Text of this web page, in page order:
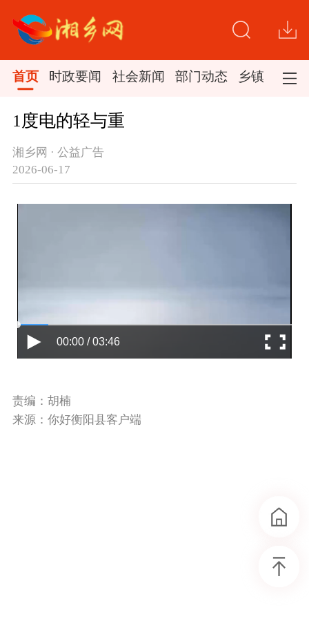
首页 时政要闻 社会新闻 部门动态 乡镇新闻
1度电的轻与重
湘乡网 · 公益广告
2026-06-17
00:00 / 03:46
责编：胡楠
来源：你好衡阳县客户端